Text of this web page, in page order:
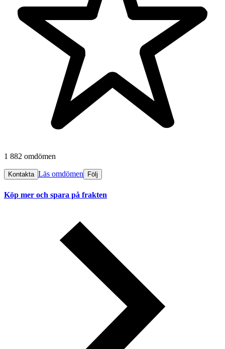
1 882 omdömen
Kontakta Läs omdömen Följ
Köp mer och spara på frakten